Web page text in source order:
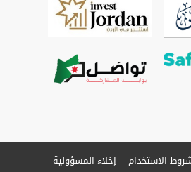
الاستخدام
إخلاء المسؤولية